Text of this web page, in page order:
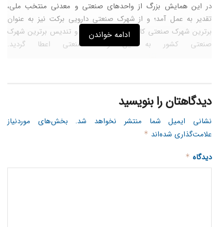
در این همایش بزرگ از واحدهای صنعتی و معدنی منتخب ملی،
تقدیر به عمل آمد؛ و از شهرک صنعتی دارویی برکت نیز به عنوان
برترین شهرک صنعتی کارآمد و نمونه تجلیل و تندیس برترین شهرک
صنعتی کشور به این واحد صنعتی اعطا گردید.
ادامه خواندن
دیدگاهتان را بنویسید
نشانی ایمیل شما منتشر نخواهد شد.
بخش‌های موردنیاز
علامت‌گذاری شده‌اند *
دیدگاه *